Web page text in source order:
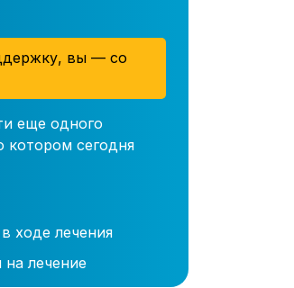
вы — со
еще одного
котором сегодня
ходе лечения
лечение